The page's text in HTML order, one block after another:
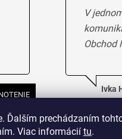
Ďalším prechádzaním
Viac informácií tu.
V
Obchod
Ivka